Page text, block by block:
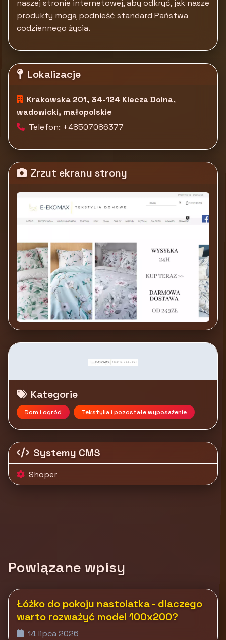
naszej stronie internetowej, aby odkryć, jak nasze
produkty mogą podnieść standard Państwa
codziennego życia.
Lokalizacje
Krakowska 201, 34-124 Klecza Dolna,
wadowicki, małopolskie
Telefon: +48507086377
Zrzut ekranu strony
Kategorie
Dom i ogród Tekstylia i pozostałe wyposażenie
Systemy CMS
Shoper
Powiązane wpisy
Łóżko do pokoju nastolatka - dlaczego
warto rozważyć model 100x200?
14 lipca 2026